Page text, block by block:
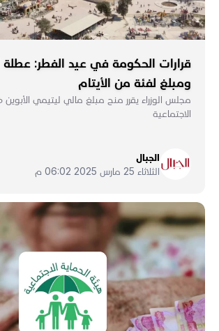
قرارات الحكومة في عيد الفطر:
ومبلغ لفئة من الأيتام
مجلس الوزراء يقرر منح مبلغ مالي ليتيمي
الاجتماعية
الجبال
الثلاثاء 25 مارس 2025 06:02 م